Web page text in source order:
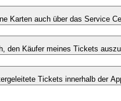
Karten auch über das Service
den Käufer meines Tickets
Tickets innerhalb der